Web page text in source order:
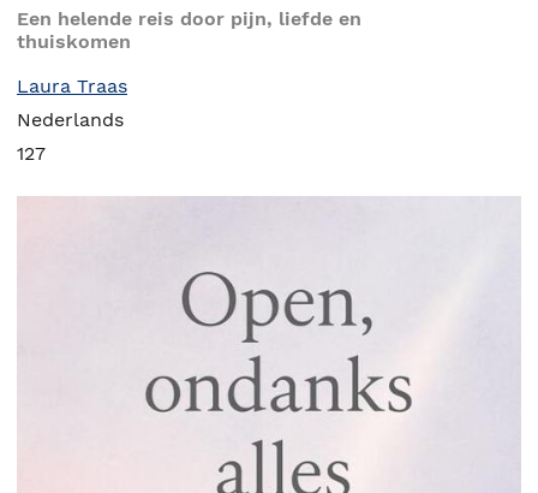
Een helende reis door pijn, liefde en
thuiskomen
Laura Traas
Nederlands
127